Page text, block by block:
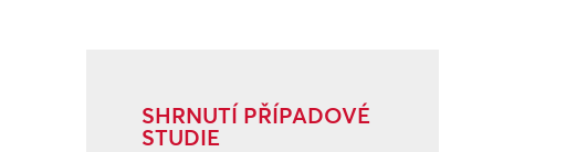
SHRNUTÍ PŘÍPADOVÉ
STUDIE